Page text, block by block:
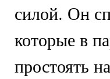
силой. Он
которые в
простоять